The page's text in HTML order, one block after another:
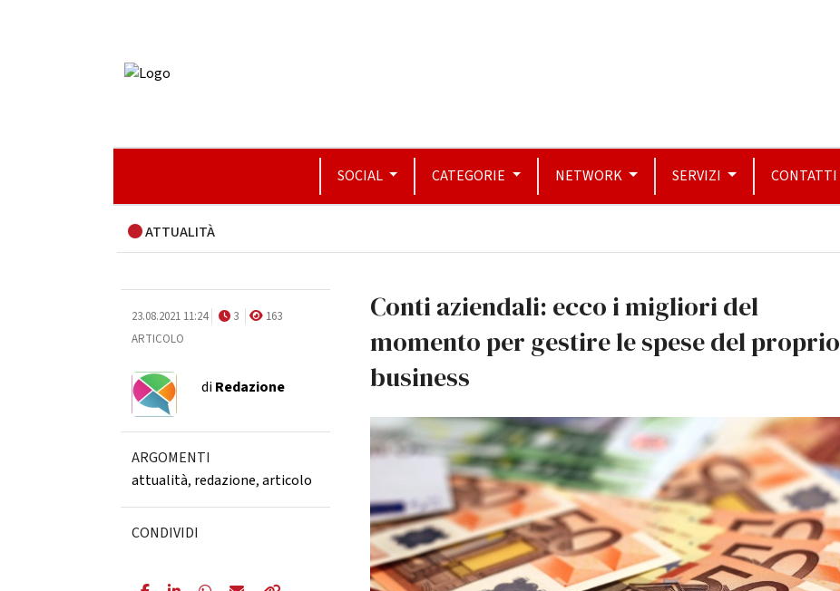
SOCIAL CATEGORIE NETWORK SERVIZI CONTATTI
ATTUALITÀ
23.08.2021 11:24 3
163
ARTICOLO
diRedazione
ARGOMENTI
attualità, redazione,articolo
CONDIVIDI
Conti aziendali: ecco i migliori del
momento per gestire le spese del proprio
business